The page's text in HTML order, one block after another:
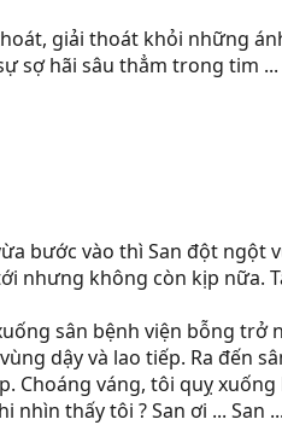
giải thoát khỏi những
sợ hãi sâu thẳm trong tim
bước vào thì San đột
nhưng không còn kịp
sân bệnh viện bỗng
dậy và lao tiếp. Ra đến
Choáng váng, tôi quỵ
nhìn thấy tôi ? San ơi ... San